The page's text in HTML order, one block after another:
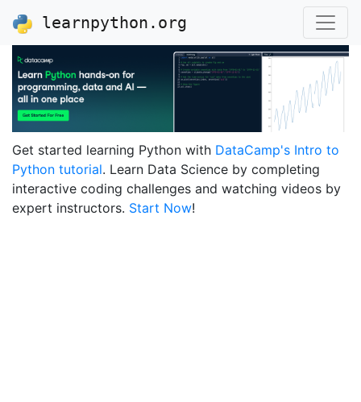
learnpython.org
Get started learning Python with DataCamp's Intro to
Python tutorial. Learn Data Science by completing
interactive coding challenges and watching videos by
expert instructors. Start Now!